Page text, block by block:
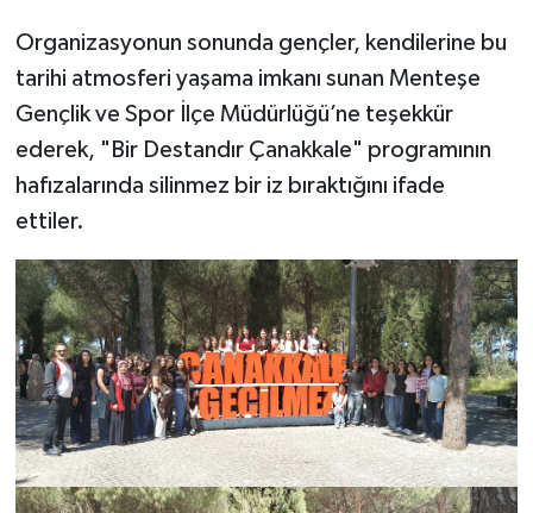
Organizasyonun sonunda gençler, kendilerine bu
tarihi atmosferi yaşama imkanı sunan Menteşe
Gençlik ve Spor İlçe Müdürlüğü’ne teşekkür
ederek, "Bir Destandır Çanakkale" programının
hafızalarında silinmez bir iz bıraktığını ifade
ettiler.